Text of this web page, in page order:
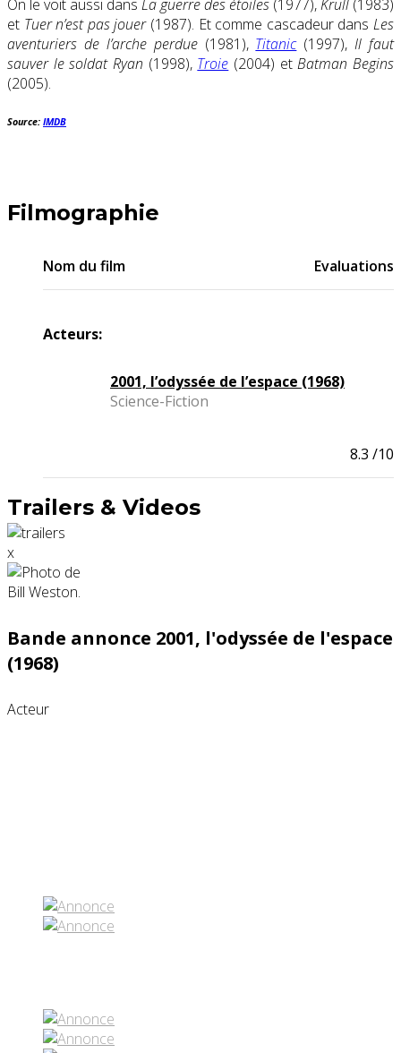
On le voit aussi dans La guerre des étoiles (1977),Krull (1983)
et Tuer n’est pas jouer(1987). Et comme cascadeur dansLes
aventuriers de l’arche perdue(1981), Titanic(1997),Il faut
sauver le soldat Ryan (1998), Troie (2004) etBatman Begins
(2005).
Source: IMDB
Filmographie
Nom du film Evaluations
Acteurs:
2001, l’odyssée de l’espace (1968)
Science-Fiction
8.3 /10
Trailers & Videos
x
Bande annonce 2001, l'odyssée de l'espace
(1968)
Acteur